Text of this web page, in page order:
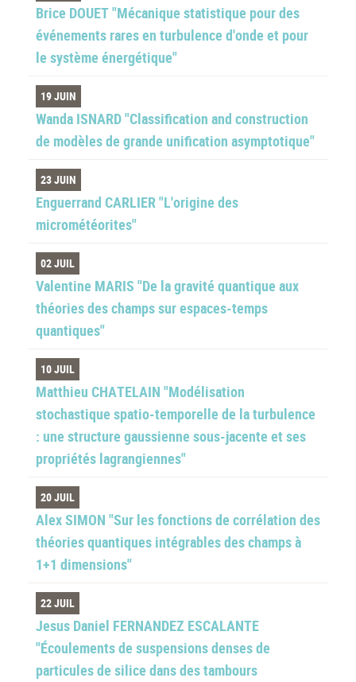
Brice DOUET "Mécanique statistique pour des
événements rares en turbulence d'onde et pour
le système énergétique"
19 JUIN
Wanda ISNARD "Classification and construction
de modèles de grande unification asymptotique"
23 JUIN
Enguerrand CARLIER "L'origine des
micrométéorites"
02 JUIL
Valentine MARIS "De la gravité quantique aux
théories des champs sur espaces-temps
quantiques"
10 JUIL
Matthieu CHATELAIN "Modélisation
stochastique spatio-temporelle de la turbulence
: une structure gaussienne sous-jacente et ses
propriétés lagrangiennes"
20 JUIL
Alex SIMON "Sur les fonctions de corrélation des
théories quantiques intégrables des champs à
1+1 dimensions"
22 JUIL
Jesus Daniel FERNANDEZ ESCALANTE
"Écoulements de suspensions denses de
particules de silice dans des tambours